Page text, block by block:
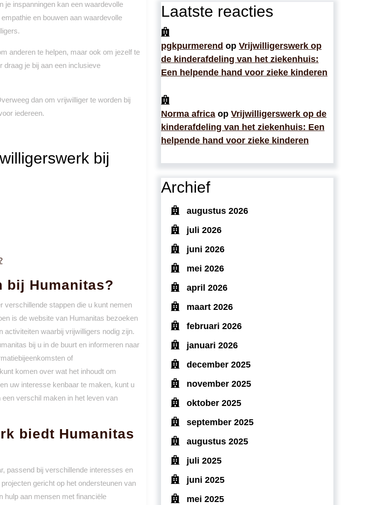
je inspanningen kan een waardevolle
en bouwen aan waardevolle
anderen te helpen, maar ook om jezelf te
draag je bij aan een inclusieve
dan om vrijwilliger te worden bij
iedereen.
bij
bij Humanitas?
verschillende stappen die u kunt nemen
is de website van Humanitas bezoeken
waarbij vrijwilligers nodig zijn.
bij u in de buurt en informeren naar
of
komen over wat het inhoudt om
uw interesse kenbaar te maken, kunt u
verschil maken in het leven van
biedt Humanitas
passend bij verschillende interesses en
gericht op het ondersteunen van
hulp aan mensen met financiële
Laatste reacties
pgkpurmerend op Vrijwilligerswerk op
de kinderafdeling van het ziekenhuis:
Een helpende hand voor zieke kinderen
Norma africa op Vrijwilligerswerk op de
kinderafdeling van het ziekenhuis: Een
helpende hand voor zieke kinderen
Archief
augustus 2026
juli 2026
juni 2026
mei 2026
april 2026
maart 2026
februari 2026
januari 2026
december 2025
november 2025
oktober 2025
september 2025
augustus 2025
juli 2025
juni 2025
mei 2025